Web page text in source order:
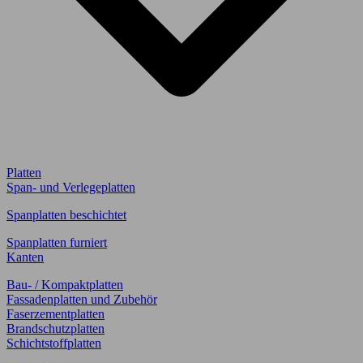
Platten
Span- und Verlegeplatten
Spanplatten beschichtet
Spanplatten furniert
Kanten
Bau- / Kompaktplatten
Fassadenplatten und Zubehör
Faserzementplatten
Brandschutzplatten
Schichtstoffplatten